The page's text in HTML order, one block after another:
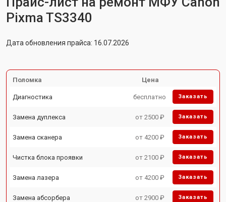
Pixma TS3340
Дата обновления прайса: 16.07.2026
Поломка Цена
Диагностика бесплатно Заказать
Замена дуплекса от 2500 ₽ Заказать
Замена сканера от 4200 ₽ Заказать
Чистка блока проявки от 2100 ₽ Заказать
Замена лазера от 4200 ₽ Заказать
Замена абсорбера от 2900 ₽ Заказать